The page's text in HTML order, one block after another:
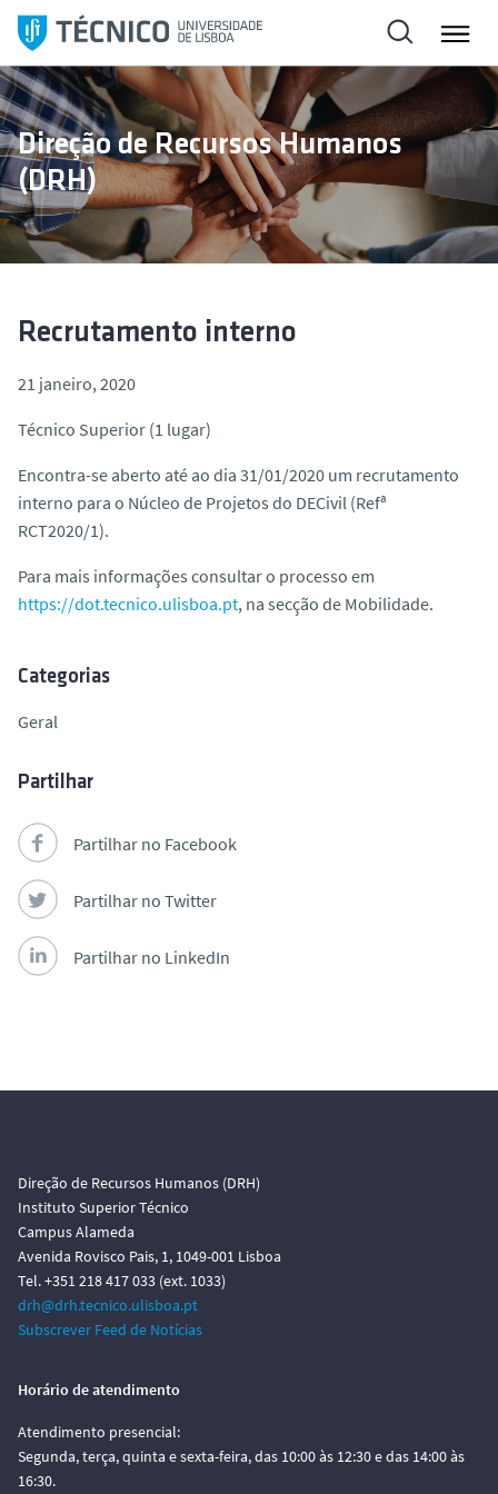
l
t
a
r
p
a
a
Direção de Recursos Humanos
(DRH)
Recrutamento interno
21 janeiro, 2020
Técnico Superior (1 lugar)
Encontra-se aberto até ao dia 31/01/2020 um recrutamento
interno para o Núcleo de Projetos do DECivil (Refª
RCT2020/1).
Para mais informações consultar o processo em
https://dot.tecnico.ulisboa.pt, na secção de Mobilidade.
Categorias
Geral
Partilhar
Partilhar no Facebook
Partilhar no Twitter
Partilhar no LinkedIn
Direção de Recursos Humanos (DRH)
Instituto Superior Técnico
Campus Alameda
Avenida Rovisco Pais, 1, 1049-001 Lisboa
Tel. +351 218 417 033 (ext. 1033)
drh@drh.tecnico.ulisboa.pt
Subscrever Feed de Notícias
Horário de atendimento
Atendimento presencial:
Segunda, terça, quinta e sexta-feira, das 10:00 às 12:30 e das 14:00 às
16:30.